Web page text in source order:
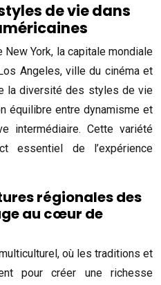
de vie dans
York, la capitale mondiale
Angeles, ville du cinéma et
la diversité des styles de vie
équilibre entre dynamisme et
intermédiaire. Cette variété
essentiel de l’expérience
régionales des
au cœur de
où les traditions et
pour créer une richesse